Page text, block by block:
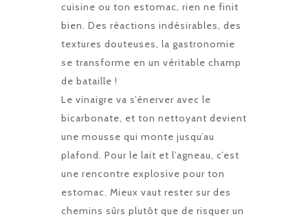
cuisine ou ton estomac, rien ne finit
bien. Des réactions indésirables, des
textures douteuses, la gastronomie
se transforme en un véritable champ
de bataille !
Le vinaigre va s’énerver avec le
bicarbonate, et ton nettoyant devient
une mousse qui monte jusqu’au
plafond. Pour le lait et l’agneau, c’est
une rencontre explosive pour ton
estomac. Mieux vaut rester sur des
chemins sûrs plutôt que de risquer un